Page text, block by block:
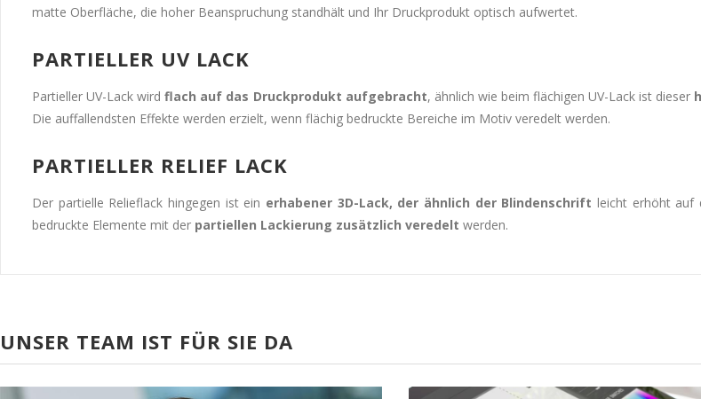
matte Oberfläche, die hoher Beanspruchung standhält und Ihr Druckprodukt optisch aufwertet.
PARTIELLER UV LACK
Partieller UV-Lack wirdflach auf das Druckprodukt aufgebracht, ähnlich wie beim flächigen UV-Lack ist dieser
Die auffallendsten Effekte werden erzielt, wenn flächig bedruckte Bereiche im Motiv veredelt werden.
PARTIELLER RELIEF LACK
Der partielle Relieflack hingegen ist ein erhabener 3D-Lack, der ähnlich der Blindenschrift leicht erhöht auf
bedruckte Elemente mit der partiellen Lackierung zusätzlich veredelt werden.
UNSER TEAM IST FÜR SIE DA